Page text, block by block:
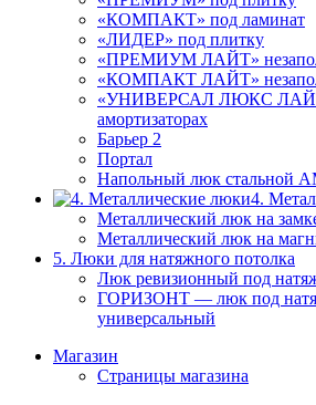
«КОМПАКТ» под ламинат
«ЛИДЕР» под плитку
«ПРЕМИУМ ЛАЙТ»
«КОМПАКТ ЛАЙТ»
«УНИВЕРСАЛ ЛЮКС ЛАЙТ»
амортизаторах
Барьер 2
Портал
Напольный люк стальной
4.
Металлический люк на
Металлический люк на
5. Люки для натяжного потолка
Люк ревизионный под
ГОРИЗОНТ — люк под
универсальный
Магазин
Страницы магазина